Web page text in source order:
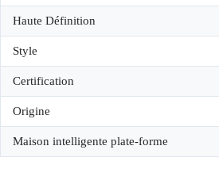
Haute Définition
Style
Certification
Origine
Maison intelligente plate-forme